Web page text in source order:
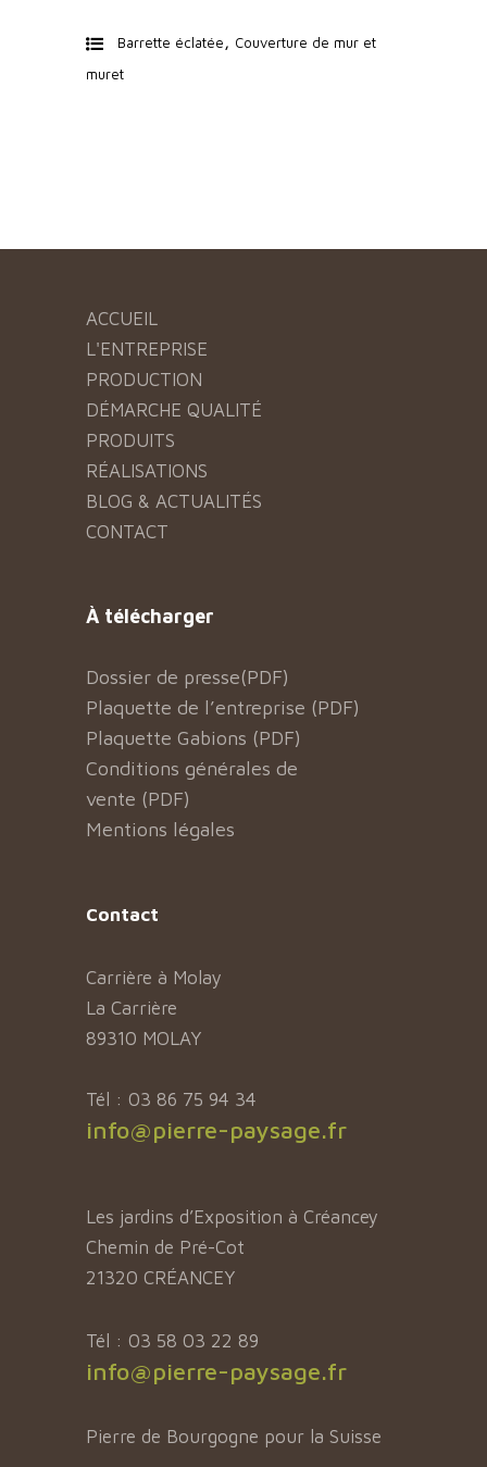
Barrette éclatée, Couverture de mur et
muret
ACCUEIL
L'ENTREPRISE
PRODUCTION
DÉMARCHE QUALITÉ
PRODUITS
RÉALISATIONS
BLOG & ACTUALITÉS
CONTACT
À télécharger
Dossier de presse(PDF)
Plaquette de l’entreprise (PDF)
Plaquette Gabions (PDF)
Conditions générales de
vente (PDF)
Mentions légales
Contact
Carrière à Molay
La Carrière
89310 MOLAY
Tél : 03 86 75 94 34
info@pierre-paysage.fr
Les jardins d’Exposition à Créancey
Chemin de Pré-Cot
21320 CRÉANCEY
Tél : 03 58 03 22 89
info@pierre-paysage.fr
Pierre de Bourgogne pour la Suisse